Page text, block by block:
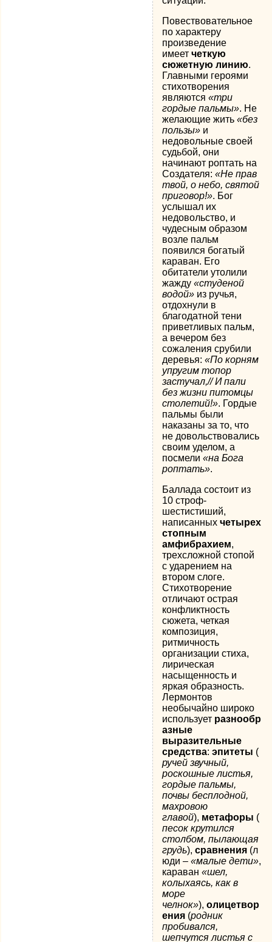
Повествовательное
по характеру
произведение
имеетчеткую
сюжетную линию.
Главными героями
стихотворения
являются«три
гордые пальмы». Не
желающие жить«без
пользы» и
недовольные своей
судьбой, они
начинают роптать на
Создателя:«Не прав
твой, о небо, святой
приговор!». Бог
услышал их
недовольство, и
чудесным образом
возле пальм
появился богатый
караван. Его
обитатели утолили
жажду«студеной
водой» из ручья,
отдохнули в
благодатной тени
приветливых пальм,
а вечером без
сожаления срубили
деревья:«По корням
упругим топор
застучал,// И пали
без жизни питомцы
столетий!». Гордые
пальмы были
наказаны за то, что
не довольствовались
своим уделом, а
посмели«на Бога
роптать».
Баллада состоит из
10 строф-
шестистиший,
написанныхчетырех
стопным
амфибрахием,
трехсложной стопой
с ударением на
втором слоге.
Стихотворение
отличают острая
конфликтность
сюжета, четкая
композиция,
ритмичность
организации стиха,
лирическая
насыщенность и
яркая образность.
Лермонтов
необычайно широко
использует разнообр
азные
выразительные
средства:эпитеты (
ручей звучный,
роскошные листья,
гордые пальмы,
почвы бесплодной,
махровою
главой), метафоры (
песок крутился
столбом, пылающая
грудь),сравнения (л
юди –«малые дети»,
караван«шел,
колыхаясь, как в
море
челнок»),олицетвор
ения (родник
пробивался,
шепчутся листья с